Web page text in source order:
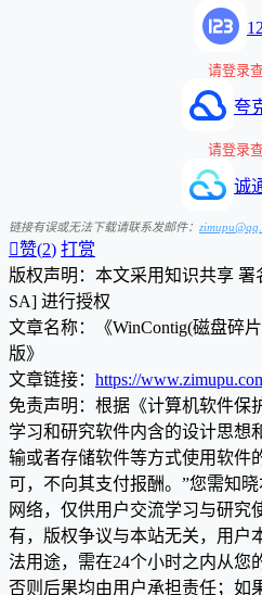
请登录
夸
请登录
诚
链接有误或无法下载请联系发邮件：
赞(2) 打赏
版权声明：本文采用知识共享
SA] 进行授权
文章名称：《WinContig(磁盘碎
版》
文章链接： https://
免责声明：根据《计算机软件保
学习和研究软件内含的设计思想
输或者存储软件等方式使用软件
可，不向其支付报酬。”您需知
网络，仅供用户交流学习与研究
有，版权争议与本站无关，用户
法用途，需在24个小时之内从您
否则后果均由用户承担责任；如